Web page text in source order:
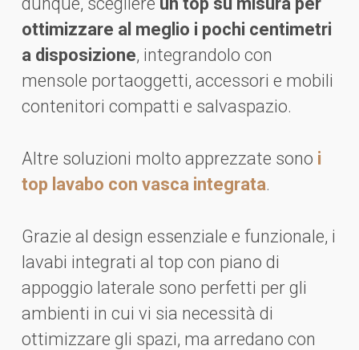
ottimizzare al meglio i pochi centimetri
a disposizione, integrandolo con
mensole portaoggetti, accessori e mobili
contenitori compatti e salvaspazio.
Altre soluzioni molto apprezzate sono i
top lavabo con vasca integrata.
Grazie al design essenziale e funzionale, i
lavabi integrati al top con piano di
appoggio laterale sono perfetti per gli
ambienti in cui vi sia necessità di
ottimizzare gli spazi, ma arredano con